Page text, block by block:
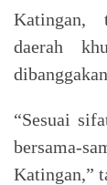
Katingan,
daerah
“Sesuai
bersama-
Katingan,”